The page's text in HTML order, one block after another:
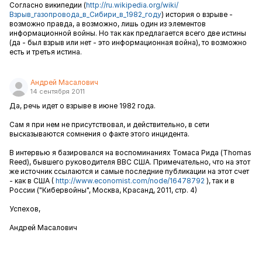
Согласно википедии (http://ru.wikipedia.org/wiki/
Взрыв_газопровода_в_Сибири_в_1982_году) история о взрыве -
возможно правда, а возможно, лишь один из элементов
информационной войны. Но так как предлагается всего две истины
(да - был взрыв или нет - это информационная война), то возможно
есть и третья истина.
Андрей Масалович
14 сентября 2011
Да, речь идет о взрыве в июне 1982 года.
Сам я при нем не присутствовал, и действительно, в сети
высказываются сомнения о факте этого инцидента.
В интервью я базировался на воспоминаниях Томаса Рида (Thomas
Reed), бывшего руководителя ВВС США. Примечательно, что на этот
же источник ссылаются и самые последние публикации на этот счет
- как в США ( http://www.economist.com/node/16478792 ), так и в
России ("Кибервойны", Москва, Красанд, 2011, стр. 4)
Успехов,
Андрей Масалович